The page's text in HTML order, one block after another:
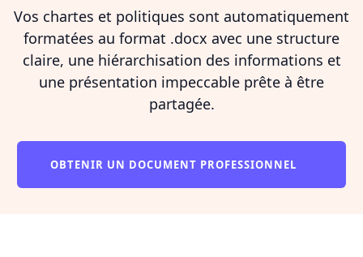
Vos chartes et politiques sont automatiquement
formatées au format .docx avec une structure
claire, une hiérarchisation des informations et
une présentation impeccable prête à être
partagée.
OBTENIR UN DOCUMENT PROFESSIONNEL